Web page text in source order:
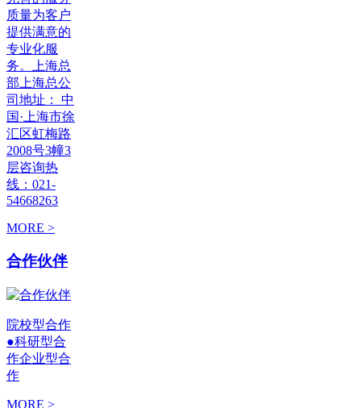
质量为客户
提供满意的
专业化服
务。上海总
部上海总公
司地址： 中
国·上海市徐
汇区虹梅路
2008号3幢3
层咨询热
线：021-
54668263
MORE >
合作伙伴
院校型合作
●科研型合
作企业型合
作
MORE >